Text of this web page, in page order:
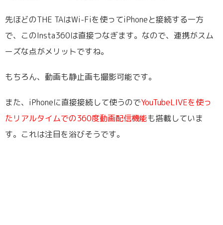
先ほどのTHE TAはWi-Fiを使ってiPhoneと接続する一方
で、このInsta360は直接つなぎます。なので、連携がスム
ーズな点がメリットですね。
もちろん、動画も静止画も撮影可能です。
また、iPhoneに直接接続して使うのでYouTubeLIVEを使っ
たリアルタイムでの360度動画配信機能も搭載していま
す。これは注目を浴びそうです。